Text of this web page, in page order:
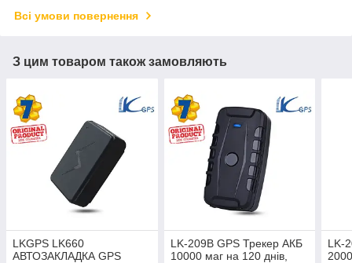
Всі умови повернення
З цим товаром також замовляють
LKGPS LK660
АВТОЗАКЛАДКА GPS
LK-209B GPS Трекер АКБ
10000 маг на 120 днів,
LK-